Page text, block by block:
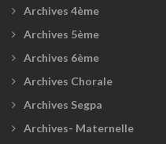
Archives 4ème
Archives 5ème
Archives 6ème
Archives Chorale
Archives Segpa
Archives- Maternelle